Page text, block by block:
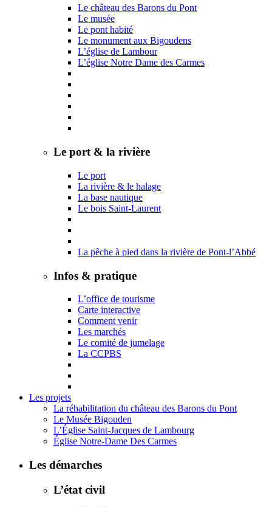
Le château des Barons du Pont
Le musée
Le pont habité
Le monument aux Bigoudens
L’église de Lambour
L’église Notre Dame des Carmes
Le port & la rivière
Le port
La rivière & le halage
La base nautique
Le bois Saint-Laurent
La pêche à pied dans la rivière de Pont-l’Abbé
Infos & pratique
L’office de tourisme
Carte interactive
Comment venir
Les marchés
Le comité de jumelage
La CCPBS
Les projets
La réhabilitation du château des Barons du Pont
Le Musée Bigouden
L’Église Saint-Jacques de Lambourg
Église Notre-Dame Des Carmes
Les démarches
L’état civil